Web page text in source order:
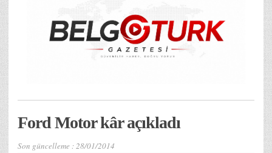
Ford Motor kâr açıkladı
Son güncelleme :28/01/2014